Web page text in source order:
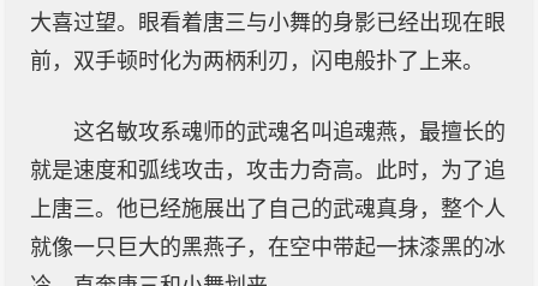
大喜过望。眼看着唐三与小舞的身影已经出现在眼
前，双手顿时化为两柄利刃，闪电般扑了上来。
这名敏攻系魂师的武魂名叫追魂燕，最擅长的
就是速度和弧线攻击，攻击力奇高。此时，为了追
上唐三。他已经施展出了自己的武魂真身，整个人
就像一只巨大的黑燕子，在空中带起一抹漆黑的冰